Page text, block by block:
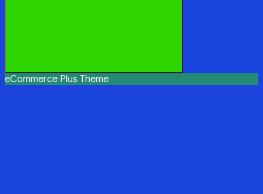
eCommerce Plus Theme